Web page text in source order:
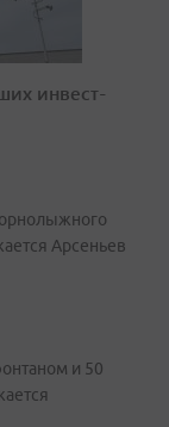
инвест-
Арсеньев
и 50